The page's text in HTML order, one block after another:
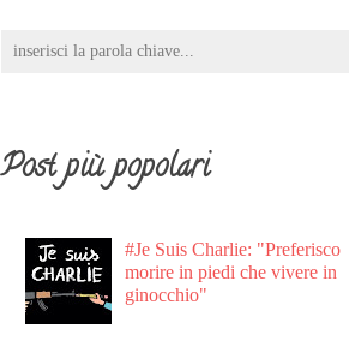
Post più popolari
#Je Suis Charlie: "Preferisco
morire in piedi che vivere in
ginocchio"